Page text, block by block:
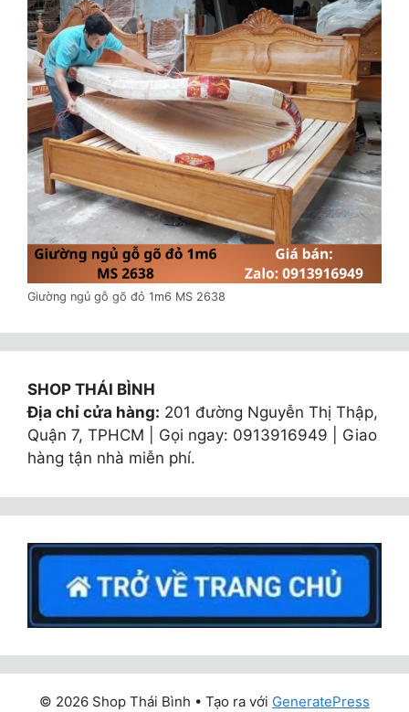
Giường ngủ gỗ gõ đỏ 1m6 MS 2638
SHOP THÁI BÌNH
Địa chỉ cửa hàng: 201 đường Nguyễn Thị Thập,
Quận 7, TPHCM | Gọi ngay: 0913916949 | Giao
hàng tận nhà miễn phí.
© 2026 Shop Thái Bình • Tạo ra với GeneratePress